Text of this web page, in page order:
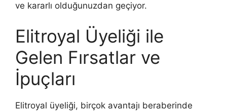
ve kararlı olduğunuzdan geçiyor.
Elitroyal Üyeliği ile
Gelen Fırsatlar ve
İpuçları
Elitroyal üyeliği, birçok avantajı beraberinde